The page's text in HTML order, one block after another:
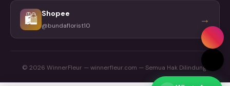
🛍 Shopee
@bundaflorist10 →
© 2026 WinnerFleur — winnerfleur.com — Semua Hak Dilindungi